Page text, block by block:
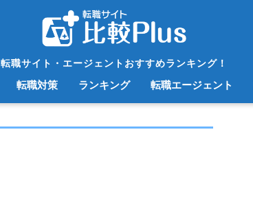
転職サイト・エージェントおすすめランキング！
転職対策 ランキング 転職エージェント